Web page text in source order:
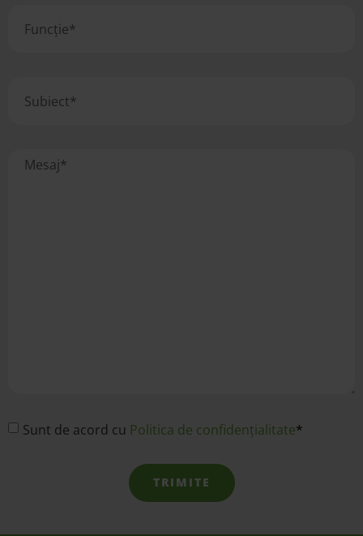
Sunt de acord cu Politica de confidențialitate*
TRIMITE